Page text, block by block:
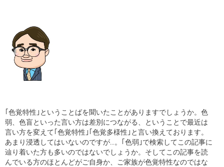
｢色覚特性｣ということばを聞いたことがありますでしょうか。色
弱、色盲といった言い方は差別につながる、ということで最近は
言い方を変えて｢色覚特性｣｢色覚多様性｣と言い換えております。
あまり浸透してはいないのですが…。｢色弱｣で検索してこの記事に
辿り着いた方も多いのではないでしょうか。そしてこの記事を読
んでいる方のほとんどがご自身か、ご家族が色覚特性なのではな